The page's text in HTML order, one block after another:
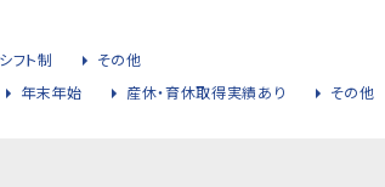
シフト制
その他
年末年始 産休・育休取得実績あり その他